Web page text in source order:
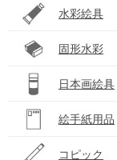
水彩絵具
固形水彩
日本画絵具
絵手紙用品
コピック